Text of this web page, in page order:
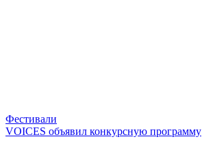
Фестивали
VOICES объявил конкурсную программу